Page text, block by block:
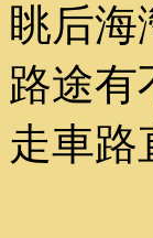
眺后
路途有
走車路